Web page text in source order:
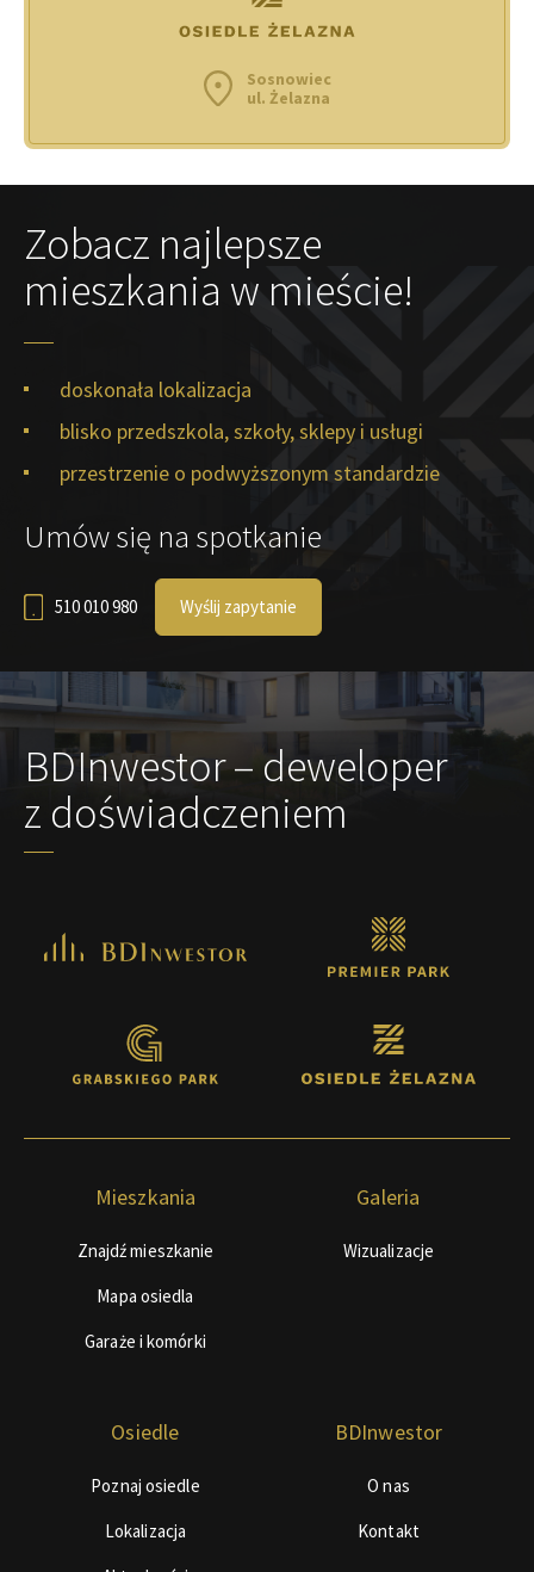
Sosnowiec
ul. Żelazna
Zobacz najlepsze
mieszkania w mieście!
doskonała lokalizacja
blisko przedszkola, szkoły, sklepy i usługi
przestrzenie o podwyższonym standardzie
Umów się na spotkanie
510 010 980 Wyślij zapytanie
BDInwestor – deweloper
z doświadczeniem
Mieszkania
Znajdź mieszkanie
Mapa osiedla
Garaże i komórki
Galeria
Wizualizacje
Osiedle
Poznaj osiedle
Lokalizacja
BDInwestor
O nas
Kontakt